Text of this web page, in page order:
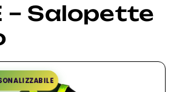
– Salopette